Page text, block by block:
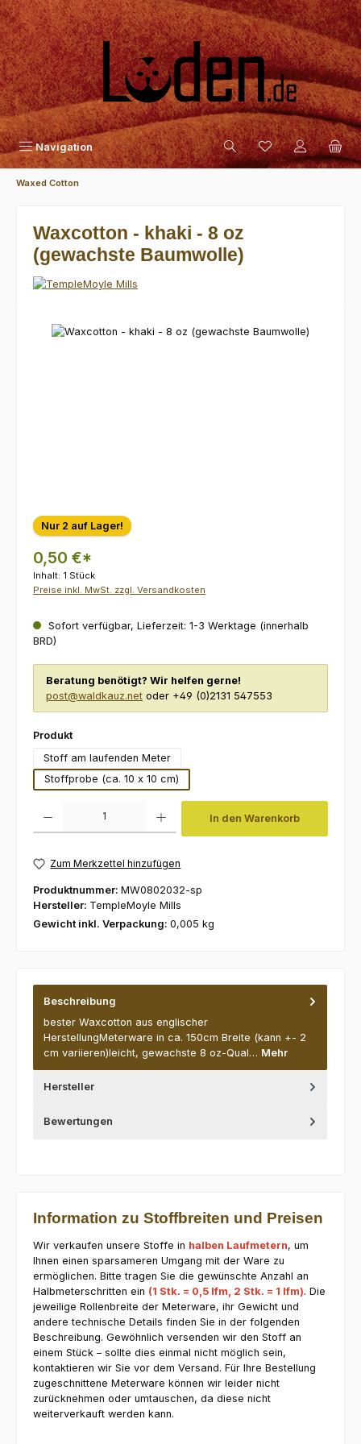
Zum Hauptinhalt springen
Navigation
Waxed Cotton
Waxcotton - khaki - 8 oz
(gewachste Baumwolle)
Bildergalerie überspringen
Nur 2 auf Lager!
0,50 €*
Inhalt: 1 Stück
Preise inkl. MwSt. zzgl. Versandkosten
Sofort verfügbar, Lieferzeit: 1-3 Werktage (innerhalb
BRD)
Beratung benötigt? Wir helfen gerne!
post@waldkauz.net oder +49 (0)2131 547553
Produktauswählen
Stoff am laufenden Meter
Stoffprobe (ca. 10 x 10 cm)
In den Warenkorb
Zum Merkzettel hinzufügen
Produktnummer: MW0802032-sp
Hersteller: TempleMoyle Mills
Gewicht inkl. Verpackung: 0,005 kg
Beschreibung
bester Waxcotton aus englischer
HerstellungMeterware in ca. 150cm Breite (kann +- 2
cm variieren)leicht, gewachste 8 oz-Qual… Mehr
Hersteller
Bewertungen
Information zu Stoffbreiten und Preisen
Wir verkaufen unsere Stoffe in halben Laufmetern, um
Ihnen einen sparsameren Umgang mit der Ware zu
ermöglichen. Bitte tragen Sie die gewünschte Anzahl an
Halbmeterschritten ein (1 Stk. = 0,5 lfm, 2 Stk. = 1 lfm). Die
jeweilige Rollenbreite der Meterware, ihr Gewicht und
andere technische Details finden Sie in der folgenden
Beschreibung. Gewöhnlich versenden wir den Stoff an
einem Stück – sollte dies einmal nicht möglich sein,
kontaktieren wir Sie vor dem Versand. Für Ihre Bestellung
zugeschnittene Meterware können wir leider nicht
zurücknehmen oder umtauschen, da diese nicht
weiterverkauft werden kann.